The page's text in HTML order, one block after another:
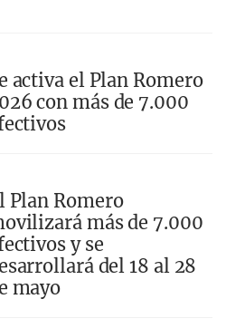
activa el Plan Romero
con más de 7.000
Plan Romero
más de 7.000
y se
del 18 al 28
mayo